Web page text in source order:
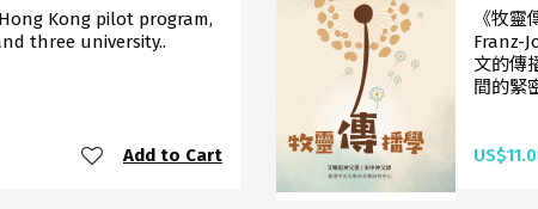
Kong pilot program,
three university..
Add to Cart
《牧
Franz-
文的傳
間的緊